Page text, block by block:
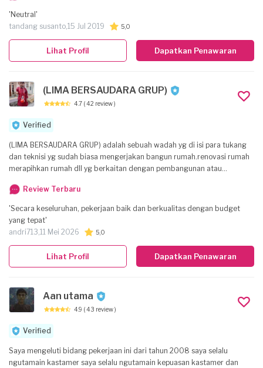
'Neutral'
tandang susanto,15 Jul 2019 5,0
Dapatkan Penawaran
Lihat Profil
(LIMA BERSAUDARA GRUP)
4.7 ( 42 review )
Verified
(LIMA BERSAUDARA GRUP) adalah sebuah wadah yg di isi para tukang
dan teknisi yg sudah biasa mengerjakan bangun rumah.renovasi rumah
merapihkan rumah dll yg berkaitan dengan pembangunan atau
mengutaman kepuasaan COSTUMER KOMUNIKATIF sebagai mitra jika
ada komplenan kami siap memperbaiki pekerjaan yg sudah kami
kerjakan jika costumer tidak sesuai dengan hasilnya. . . .
MOTO:COSTUMER PUAS KAMI BAHAGIA.
Review Terbaru
'Secara keseluruhan, pekerjaan baik dan berkualitas dengan budget
yang tepat'
andri713,11 Mei 2026 5,0
Dapatkan Penawaran
Lihat Profil
Aan utama
4.9 ( 43 review )
Verified
Saya mengeluti bidang pekerjaan ini dari tahun 2008 saya selalu
ngutamain kastamer saya selalu ngutamain kepuasan kastamer dan